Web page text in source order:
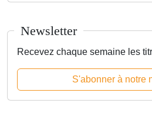
Newsletter
Recevez chaque semaine les
S'abonner à notre